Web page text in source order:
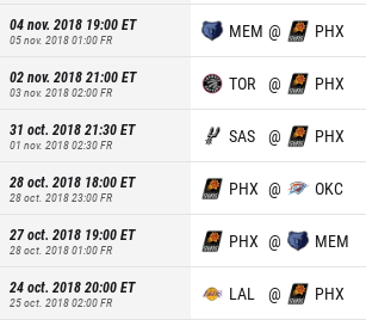
04 nov. 2018 19:00ET
05 nov. 2018 01:00FR MEM @ PHX
02 nov. 2018 21:00ET
03 nov. 2018 02:00FR TOR @ PHX
31 oct. 2018 21:30ET
01 nov. 2018 02:30FR SAS @ PHX
28 oct. 2018 18:00ET
28 oct. 2018 23:00FR PHX @ OKC
27 oct. 2018 19:00ET
28 oct. 2018 01:00FR PHX @ MEM
24 oct. 2018 20:00ET
25 oct. 2018 02:00FR LAL @ PHX